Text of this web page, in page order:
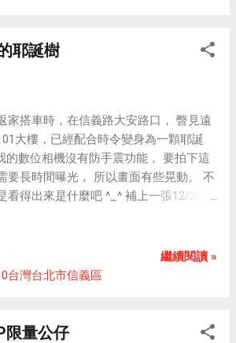
耶誕樹
家搭車時，在信義路大安路口， 瞥見遠
大樓，已經配合時令變身為一顆耶誕
的數位相機沒有防手震功能， 要拍下這
要長時間曝光， 所以畫面有些晃動。 不
看得出來是什麼吧 ^_^ 補上一張12/20拍
台灣台北市信義區
繼續閱讀 »
限量公仔